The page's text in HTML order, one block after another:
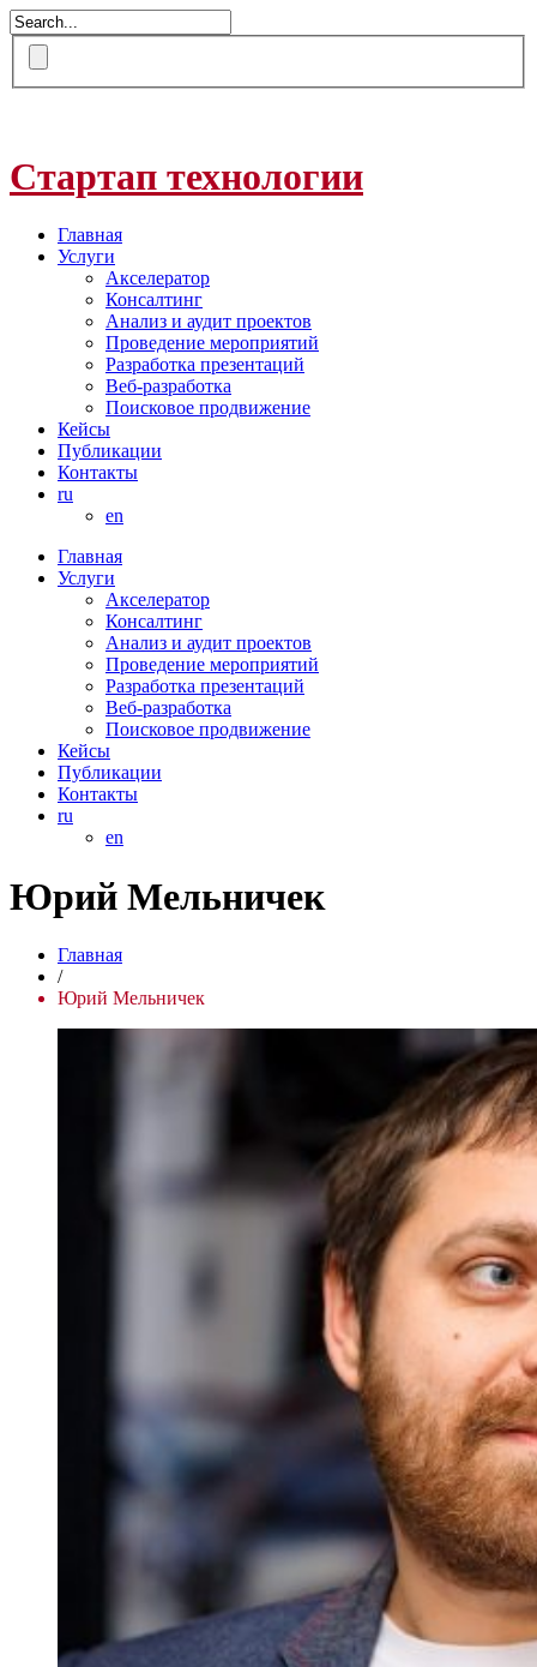
Стартап технологии
Главная
Услуги
Акселератор
Консалтинг
Анализ и аудит проектов
Проведение мероприятий
Разработка презентаций
Веб-разработка
Поисковое продвижение
Кейсы
Публикации
Контакты
ru
en
Главная
Услуги
Акселератор
Консалтинг
Анализ и аудит проектов
Проведение мероприятий
Разработка презентаций
Веб-разработка
Поисковое продвижение
Кейсы
Публикации
Контакты
ru
en
Юрий Мельничек
Главная
/
Юрий Мельничек